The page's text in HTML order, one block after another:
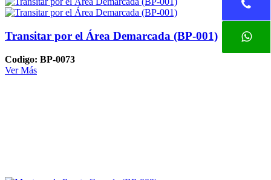
Transitar por el Área Demarcada (BP-001)
Codigo: BP-0073
Ver Más